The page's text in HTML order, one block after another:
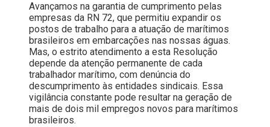
Avançamos na garantia de cumprimento pelas
empresas da RN 72, que permitiu expandir os
postos de trabalho para a atuação de marítimos
brasileiros em embarcações nas nossas águas.
Mas, o estrito atendimento a esta Resolução
depende da atenção permanente de cada
trabalhador marítimo, com denúncia do
descumprimento às entidades sindicais. Essa
vigilância constante pode resultar na geração de
mais de dois mil empregos novos para marítimos
brasileiros.